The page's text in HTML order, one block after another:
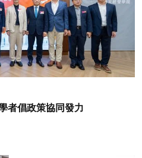
者倡政策協同發力